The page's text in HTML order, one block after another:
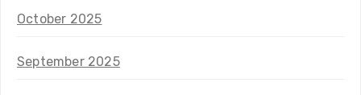
October 2025
September 2025